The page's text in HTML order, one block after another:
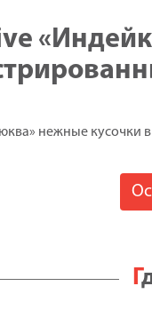
нежные